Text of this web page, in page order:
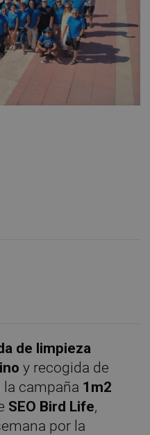
de limpieza
y recogida de
campaña 1m2
SEO Bird Life,
por la